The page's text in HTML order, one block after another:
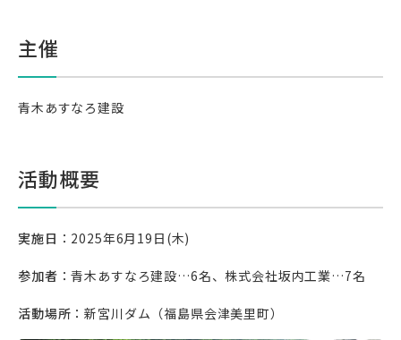
主催
青木あすなろ建設
活動概要
実施日 ：2025年6月19日(木)
参加者 ：青木あすなろ建設…6名、株式会社坂内工業…7名
活動場所 ：新宮川ダム（福島県会津美里町）